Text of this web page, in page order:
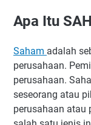
Apa Itu
Catatan :
Kesimpulan
Apa Itu
Saham adalah
perusahaan.
perusahaan.
seseorang atau
perusahaan atau